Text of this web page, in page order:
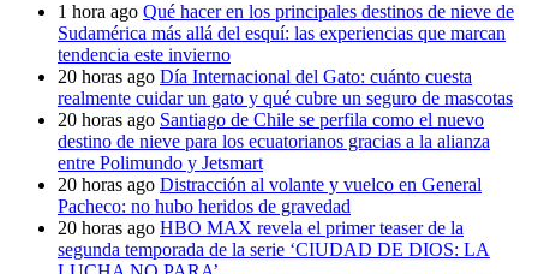
1 hora ago Qué hacer en los principales destinos de nieve de
Sudamérica más allá del esquí: las experiencias que marcan
tendencia este invierno
20 horas ago Día Internacional del Gato: cuánto cuesta
realmente cuidar un gato y qué cubre un seguro de mascotas
20 horas ago Santiago de Chile se perfila como el nuevo
destino de nieve para los ecuatorianos gracias a la alianza
entre Polimundo y Jetsmart
20 horas ago Distracción al volante y vuelco en General
Pacheco: no hubo heridos de gravedad
20 horas ago HBO MAX revela el primer teaser de la
segunda temporada de la serie ‘CIUDAD DE DIOS: LA